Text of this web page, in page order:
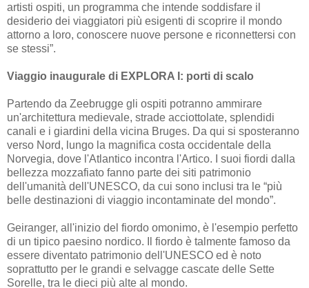
artisti ospiti, un programma che intende soddisfare il
desiderio dei viaggiatori più esigenti di scoprire il mondo
attorno a loro, conoscere nuove persone e riconnettersi con
se stessi”.
Viaggio inaugurale di EXPLORA I: porti di scalo
Partendo da Zeebrugge gli ospiti potranno ammirare
un'architettura medievale, strade acciottolate, splendidi
canali e i giardini della vicina Bruges. Da qui si sposteranno
verso Nord, lungo la magnifica costa occidentale della
Norvegia, dove l'Atlantico incontra l'Artico. I suoi fiordi dalla
bellezza mozzafiato fanno parte dei siti patrimonio
dell'umanità dell'UNESCO, da cui sono inclusi tra le “più
belle destinazioni di viaggio incontaminate del mondo”.
Geiranger, all'inizio del fiordo omonimo, è l'esempio perfetto
di un tipico paesino nordico. Il fiordo è talmente famoso da
essere diventato patrimonio dell'UNESCO ed è noto
soprattutto per le grandi e selvagge cascate delle Sette
Sorelle, tra le dieci più alte al mondo.